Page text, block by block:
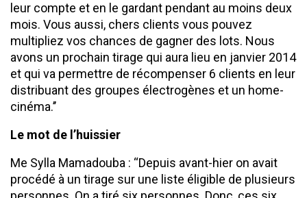
leur compte et en le gardant pendant au moins deux
mois. Vous aussi, chers clients vous pouvez
multipliez vos chances de gagner des lots. Nous
avons un prochain tirage qui aura lieu en janvier 2014
et qui va permettre de récompenser 6 clients en leur
distribuant des groupes électrogènes et un home-
cinéma.’’
Le mot de l’huissier
Me Sylla Mamadouba : ‘‘Depuis avant-hier on avait
procédé à un tirage sur une liste éligible de plusieurs